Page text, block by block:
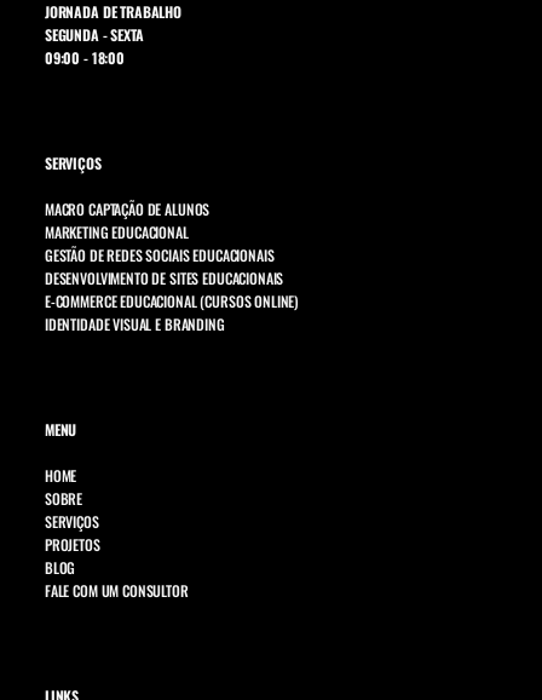
JORNADA DE TRABALHO
SEGUNDA - SEXTA
09:00 - 18:00
SERVIÇOS
MACRO CAPTAÇÃO DE ALUNOS
MARKETING EDUCACIONAL
GESTÃO DE REDES SOCIAIS EDUCACIONAIS
DESENVOLVIMENTO DE SITES EDUCACIONAIS
E-COMMERCE EDUCACIONAL (CURSOS ONLINE)
IDENTIDADE VISUAL E BRANDING
MENU
HOME
SOBRE
SERVIÇOS
PROJETOS
BLOG
FALE COM UM CONSULTOR
LINKS